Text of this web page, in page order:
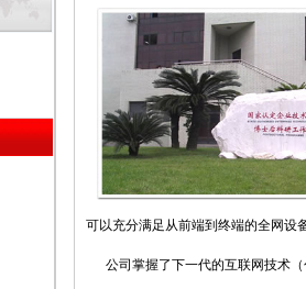
可以充分满足从前端到终端的全网设
公司掌握了下一代的互联网技术（